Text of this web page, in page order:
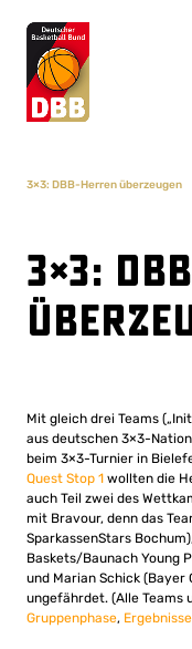
3×3: DBB-Herren überzeugen
3×3:
Mit gleich drei Teams
aus deutschen 3×3-
beim 3×3-Turnier in
Quest Stop 1 wollten die
auch Teil zwei des
mit Bravour, denn das
SparkassenStars
Baskets/Baunach Young
und Marian Schick (Bayer
ungefährdet. (Alle Teams
Gruppenphase,